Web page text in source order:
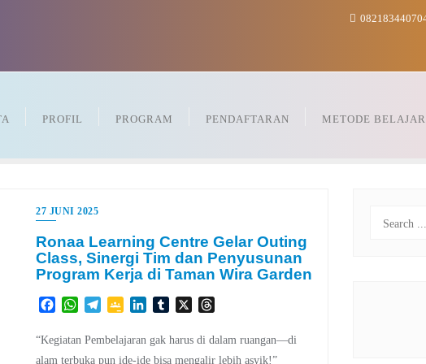
PROFIL PROGRAM PENDAFTARAN METODE BELAJAR
27 JUNI 2025
Ronaa Learning Centre Gelar Outing
Class, Sinergi Tim dan Penyusunan
Program Kerja di Taman Wira Garden
FacebookWhatsApp
TelegramGoogleLinkedInTumblr
X
“Kegiatan Pembelajaran gak harus di dalam ruangan—di
alam terbuka pun ide-ide bisa mengalir lebih asyik!”